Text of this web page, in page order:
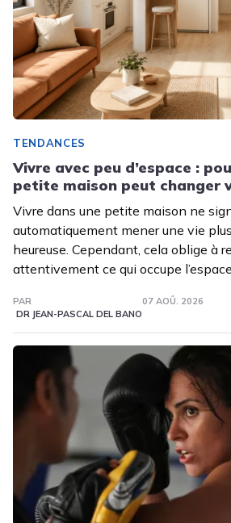
TENDANCES
Vivre avec peu d’espace :
petite maison peut changer
Vivre dans une petite maison ne
automatiquement mener une vie
heureuse. Cependant, cela oblige à
attentivement ce qui occupe
PAR
DR JEAN-PASCAL DEL BANO
07 AOÛ. 2026